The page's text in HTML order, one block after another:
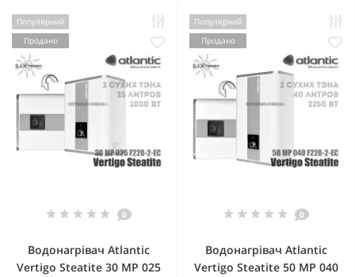
Популярний
Продано
0
Водонагрівач Atlantic
Vertigo Steatite 30 MP 025
Популярний
Продано
0
Водонагрівач Atlantic
Vertigo Steatite 50 MP 040